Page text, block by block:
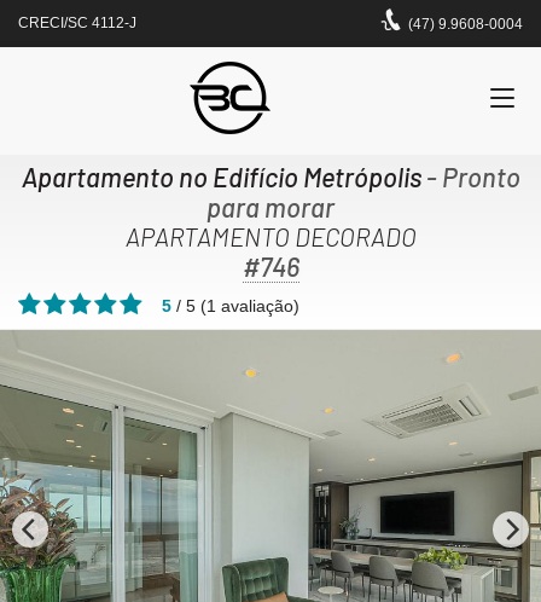
CRECI/SC 4112-J (47) 9.9608-0004
Apartamento no Edifício Metrópolis- Pronto
para morar
APARTAMENTO DECORADO
#746
5 / 5 (1 avaliação)